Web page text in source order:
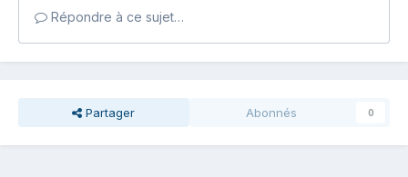
Répondre à ce sujet…
Partager Abonnés 0